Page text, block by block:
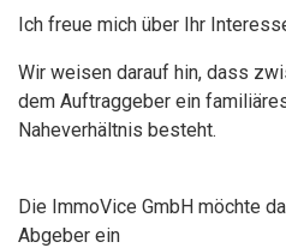
Ich freue mich über Ihr
Wir weisen darauf hin, dass
dem Auftraggeber ein
Naheverhältnis besteht.
Die ImmoVice GmbH möchte
Abgeber ein